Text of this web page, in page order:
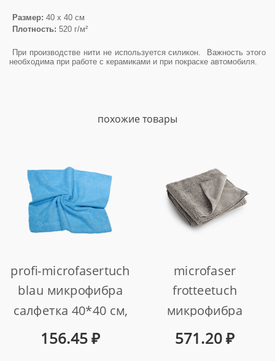
Размер: 40 х 40 см
Плотность: 520 г/м²
При производстве нити не используется силикон. Важность этого
необходима при работе с керамиками и при покраске автомобиля.
похожие товары
profi-microfasertuch
blau микрофибра
салфетка 40*40 см,
голубая, 400гр
156.45₽
microfaser
frotteetuch
микрофибра
салфетка 40*40 см,
571.20₽